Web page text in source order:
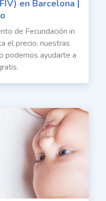
en Barcelona |
de Fecundación in
el precio, nuestras
podemos ayudarte a